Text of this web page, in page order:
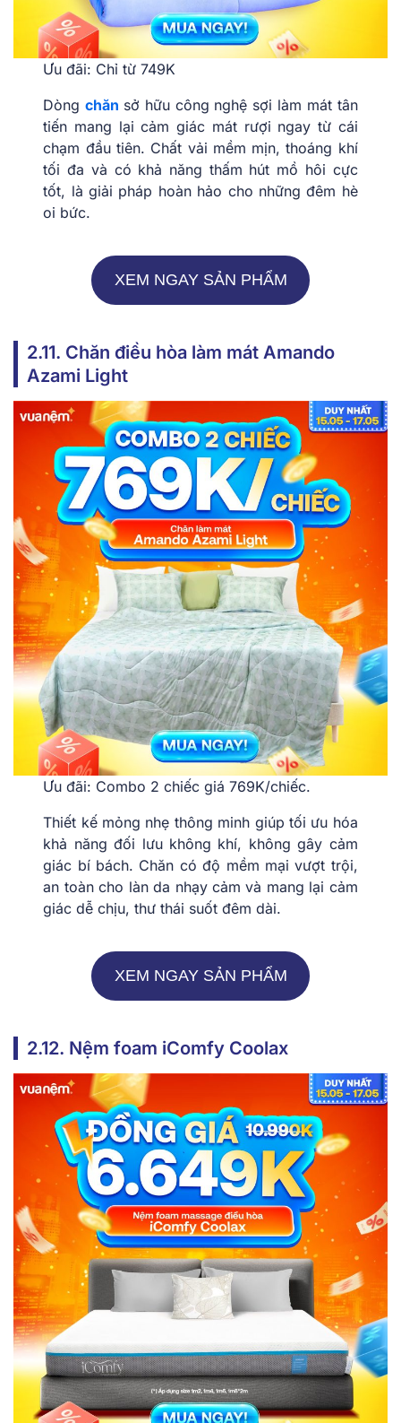
Ưu đãi: Chỉ từ 749K
Dòngchăn sở hữu công nghệ sợi làm mát tân
tiến mang lại cảm giác mát rượi ngay từ cái
chạm đầu tiên. Chất vải mềm mịn, thoáng khí
tối đa và có khả năng thấm hút mồ hôi cực
tốt, là giải pháp hoàn hảo cho những đêm hè
oi bức.
XEM NGAY SẢN PHẨM
2.11. Chăn điều hòa làm mát Amando
Azami Light
Ưu đãi: Combo 2 chiếc giá 769K/chiếc.
Thiết kế mỏng nhẹ thông minh giúp tối ưu hóa
khả năng đối lưu không khí, không gây cảm
giác bí bách. Chăn có độ mềm mại vượt trội,
an toàn cho làn da nhạy cảm và mang lại cảm
giác dễ chịu, thư thái suốt đêm dài.
XEM NGAY SẢN PHẨM
2.12. Nệm foam iComfy Coolax